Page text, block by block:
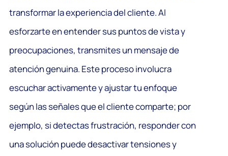
transformar la experiencia del cliente. Al
esforzarte en entender sus puntos de vista y
preocupaciones, transmites un mensaje de
atención genuina. Este proceso involucra
escuchar activamente y ajustar tu enfoque
según las señales que el cliente comparte; por
ejemplo, si detectas frustración, responder con
una solución puede desactivar tensiones y